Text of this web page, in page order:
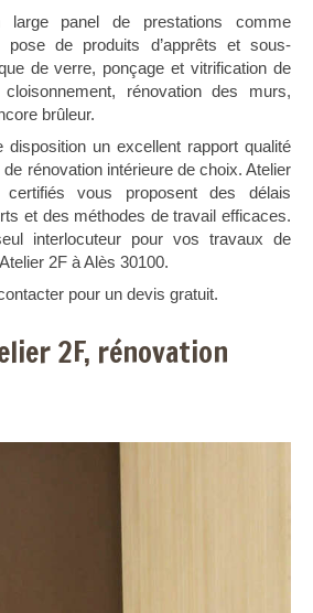
large panel de prestations comme
pose de produits d’apprêts et sous-
de verre, ponçage et vitrification de
rénovation des murs,
brûleur.
un excellent rapport qualité
rénovation intérieure de choix. Atelier
vous proposent des délais
et des méthodes de travail efficaces.
interlocuteur pour vos travaux de
2F à Alès 30100.
pour un devis gratuit.
2F, rénovation